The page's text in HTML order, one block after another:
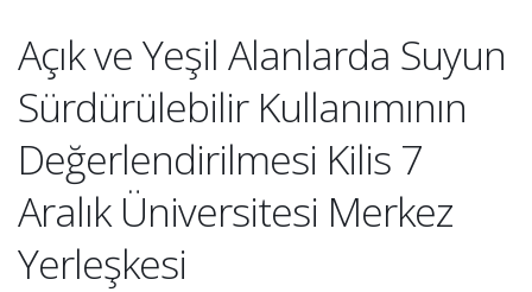
Açık ve Yeşil Alanlarda Suyun
Sürdürülebilir Kullanımının
Değerlendirilmesi Kilis 7
Aralık Üniversitesi Merkez
Yerleşkesi